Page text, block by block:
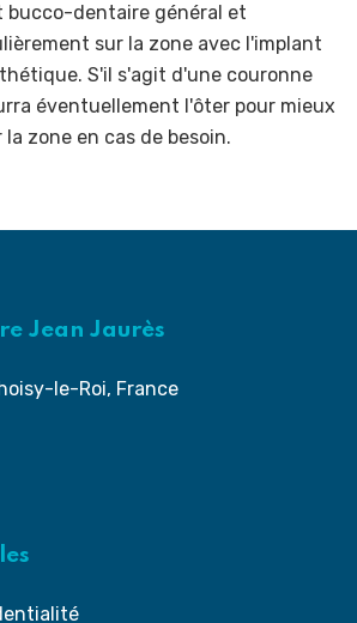
bucco-dentaire général et
sur la zone avec l'implant
S'il s'agit d'une couronne
éventuellement l'ôter pour mieux
zone en cas de besoin.
Jean Jaurès
le-Roi, France